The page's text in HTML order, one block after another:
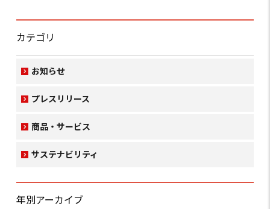
カテゴリ
お知らせ
プレスリリース
商品・サービス
サステナビリティ
年別アーカイブ